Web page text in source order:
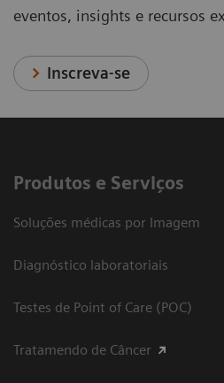
eventos, insights e recursos
Inscreva-se
Produtos e Serviços
Soluções médicas por Imagem
Diagnóstico laboratoriais
Testes de Point of Care (POC)
Tratamendo de Câncer